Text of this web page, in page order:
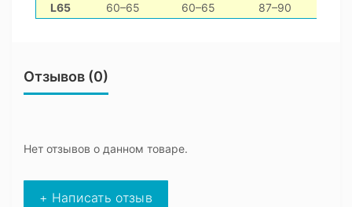
L65 60–65 60–65 87–90
Отзывов (0)
Нет отзывов о данном товаре.
+ Написать отзыв